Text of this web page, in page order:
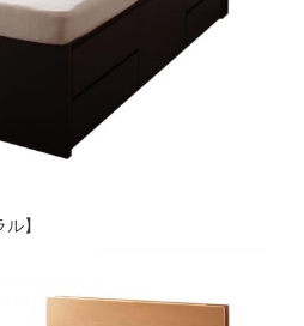
】